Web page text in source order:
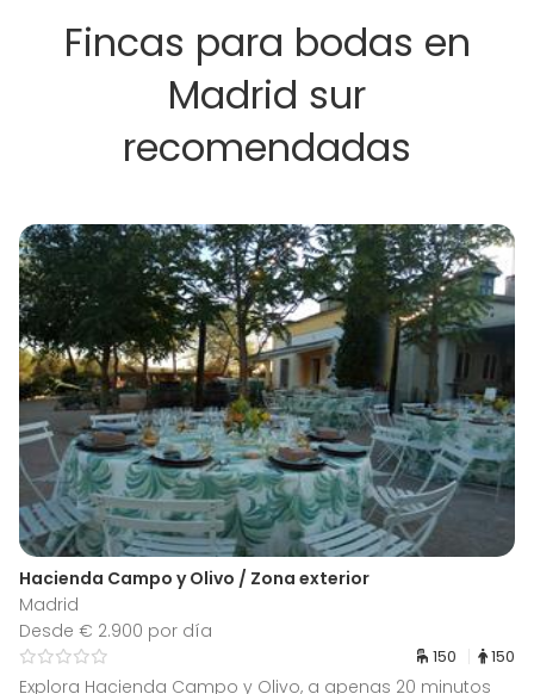
Fincas para bodas en
Madrid sur
recomendadas
Hacienda Campo y Olivo / Zona exterior
Madrid
Desde € 2.900 por día
150 150
Explora Hacienda Campo y Olivo, a apenas 20 minutos